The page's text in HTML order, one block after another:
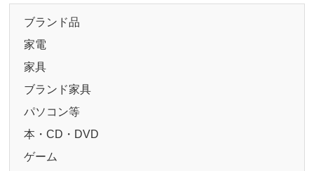
ブランド品
家電
家具
ブランド家具
パソコン等
本・CD・DVD
ゲーム